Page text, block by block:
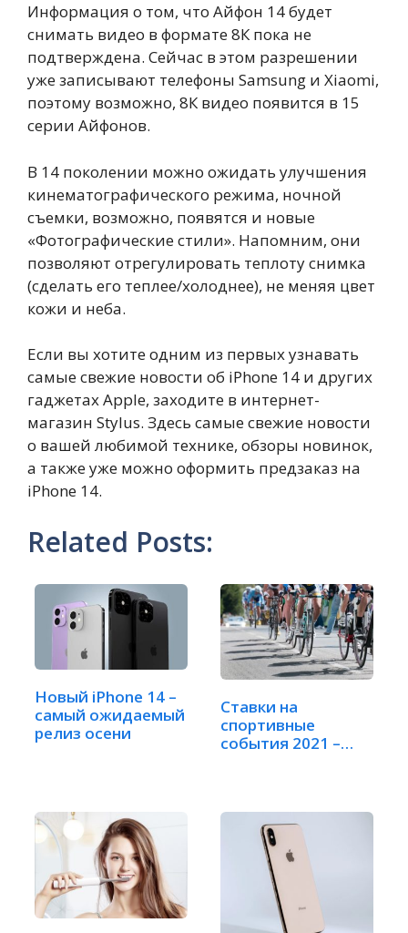
Информация о том, что Айфон 14 будет
снимать видео в формате 8К пока не
подтверждена. Сейчас в этом разрешении
уже записывают телефоны Samsung и Xiaomi,
поэтому возможно, 8К видео появится в 15
серии Айфонов.
В 14 поколении можно ожидать улучшения
кинематографического режима, ночной
съемки, возможно, появятся и новые
«Фотографические стили». Напомним, они
позволяют отрегулировать теплоту снимка
(сделать его теплее/холоднее), не меняя цвет
кожи и неба.
Если вы хотите одним из первых узнавать
самые свежие новости об iPhone 14 и других
гаджетах Apple, заходите в интернет-
магазин Stylus. Здесь самые свежие новости
о вашей любимой технике, обзоры новинок,
а также уже можно оформить предзаказ на
iPhone 14.
Related Posts:
Новый iPhone 14 –
самый ожидаемый
релиз осени
Ставки на
спортивные
события 2021 –